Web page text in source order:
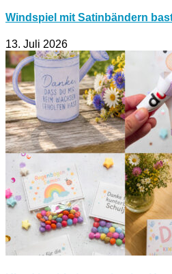
Windspiel mit Satinbändern
13. Juli 2026